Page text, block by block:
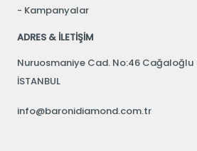
Kampanyalar
ADRES & İLETİŞİM
Nuruosmaniye Cad. No:46 Cağaloğlu
İSTANBUL
info@baronidiamond.com.tr